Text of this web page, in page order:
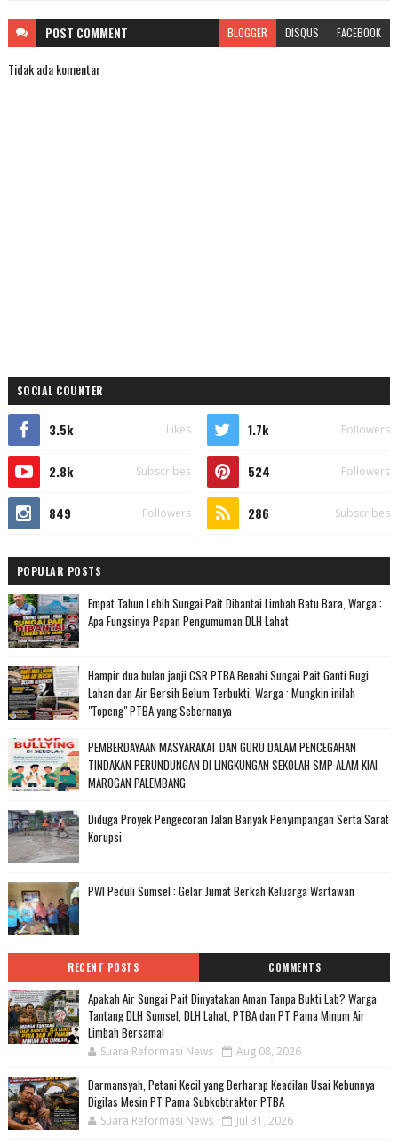
POST COMMENT BLOGGER DISQUS FACEBOOK
Tidak ada komentar
SOCIAL COUNTER
3.5k Likes 1.7k Followers
2.8k Subscribes 524 Followers
849 Followers 286 Subscribes
POPULAR POSTS
Empat Tahun Lebih Sungai Pait Dibantai Limbah Batu Bara, Warga :
Apa Fungsinya Papan Pengumuman DLH Lahat
Hampir dua bulan janji CSR PTBA Benahi Sungai Pait,Ganti Rugi
Lahan dan Air Bersih Belum Terbukti, Warga : Mungkin inilah
"Topeng" PTBA yang Sebernanya
PEMBERDAYAAN MASYARAKAT DAN GURU DALAM PENCEGAHAN
TINDAKAN PERUNDUNGAN DI LINGKUNGAN SEKOLAH SMP ALAM KIAI
MAROGAN PALEMBANG
Diduga Proyek Pengecoran Jalan Banyak Penyimpangan Serta Sarat
Korupsi
PWI Peduli Sumsel : Gelar Jumat Berkah Keluarga Wartawan
RECENT POSTS COMMENTS
Apakah Air Sungai Pait Dinyatakan Aman Tanpa Bukti Lab? Warga
Tantang DLH Sumsel, DLH Lahat, PTBA dan PT Pama Minum Air
Limbah Bersama!
Suara Reformasi News Aug 08, 2026
Darmansyah, Petani Kecil yang Berharap Keadilan Usai Kebunnya
Digilas Mesin PT Pama Subkobtraktor PTBA
Suara Reformasi News Jul 31, 2026